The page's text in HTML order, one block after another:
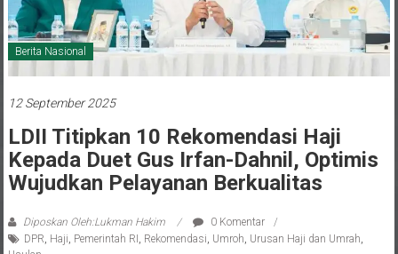
Berita Nasional
12 September 2025
LDII Titipkan 10 Rekomendasi Haji
Kepada Duet Gus Irfan-Dahnil, Optimis
Wujudkan Pelayanan Berkualitas
Diposkan Oleh:Lukman Hakim
0 Komentar
DPR Haji Pemerintah RI Rekomendasi Umroh Urusan Haji dan Umrah